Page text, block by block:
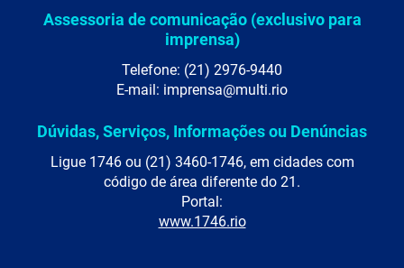
Assessoria de comunicação (exclusivo para
imprensa)
Telefone: (21) 2976-9440
E-mail: imprensa@multi.rio
Dúvidas, Serviços, Informações ou Denúncias
Ligue 1746 ou (21) 3460-1746, em cidades com
código de área diferente do 21.
Portal:
www.1746.rio